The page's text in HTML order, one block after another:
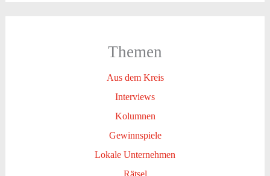
Themen
Aus dem Kreis
Interviews
Kolumnen
Gewinnspiele
Lokale Unternehmen
Rätsel